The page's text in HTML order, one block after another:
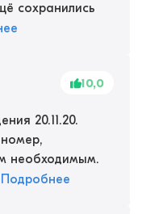
сохранились
10,0
20.11.20.
необходимым.
Подробнее